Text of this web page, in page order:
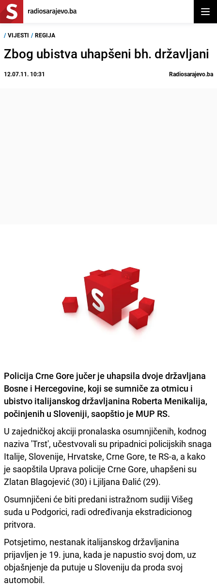
/ VIJESTI / REGIJA
Zbog ubistva uhapšeni bh. državljani
12.07.11. 10:31 Radiosarajevo.ba
Policija Crne Gore jučer je uhapsila dvoje državljana
Bosne i Hercegovine, koji se sumniče za otmicu i
ubistvo italijanskog državljanina Roberta Menikalija,
počinjenih u Sloveniji, saopštio je MUP RS.
U zajedničkoj akciji pronalaska osumnjičenih, kodnog
naziva 'Trst', učestvovali su pripadnici policijskih snaga
Italije, Slovenije, Hrvatske, Crne Gore, te RS-a, a kako
je saopštila Uprava policije Crne Gore, uhapšeni su
Zlatan Blagojević (30) i Ljiljana Đalić (29).
Osumnjičeni će biti predani istražnom sudiji Višeg
suda u Podgorici, radi određivanja ekstradicionog
pritvora.
Potsjetimo, nestanak italijanskog državljanina
prijavljen je 19. juna, kada je napustio svoj dom, uz
objašnjenje da putuje u Sloveniju da proda svoj
automobil.